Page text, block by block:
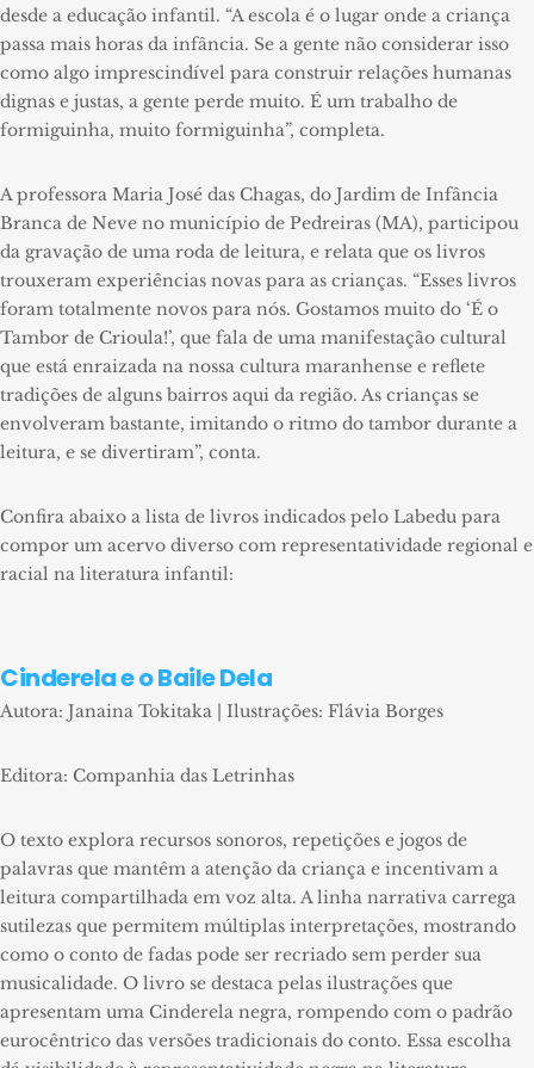
desde a educação infantil. “A escola é o lugar onde a criança
passa mais horas da infância. Se a gente não considerar isso
como algo imprescindível para construir relações humanas
dignas e justas, a gente perde muito. É um trabalho de
formiguinha, muito formiguinha”, completa.
A professora Maria José das Chagas, do Jardim de Infância
Branca de Neve no município de Pedreiras (MA), participou
da gravação de uma roda de leitura, e relata que os livros
trouxeram experiências novas para as crianças. “Esses livros
foram totalmente novos para nós. Gostamos muito do ‘É o
Tambor de Crioula!’, que fala de uma manifestação cultural
que está enraizada na nossa cultura maranhense e reflete
tradições de alguns bairros aqui da região. As crianças se
envolveram bastante, imitando o ritmo do tambor durante a
leitura, e se divertiram”, conta.
Confira abaixo a lista de livros indicados pelo Labedu para
compor um acervo diverso com representatividade regional e
racial na literatura infantil:
Cinderela e o Baile Dela
Autora: Janaina Tokitaka | Ilustrações: Flávia Borges
Editora: Companhia das Letrinhas
O texto explora recursos sonoros, repetições e jogos de
palavras que mantêm a atenção da criança e incentivam a
leitura compartilhada em voz alta. A linha narrativa carrega
sutilezas que permitem múltiplas interpretações, mostrando
como o conto de fadas pode ser recriado sem perder sua
musicalidade. O livro se destaca pelas ilustrações que
apresentam uma Cinderela negra, rompendo com o padrão
eurocêntrico das versões tradicionais do conto. Essa escolha